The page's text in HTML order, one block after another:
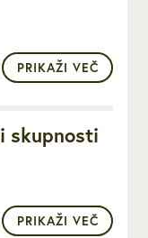
PRIKAŽI VEČ
skupnosti
PRIKAŽI VEČ